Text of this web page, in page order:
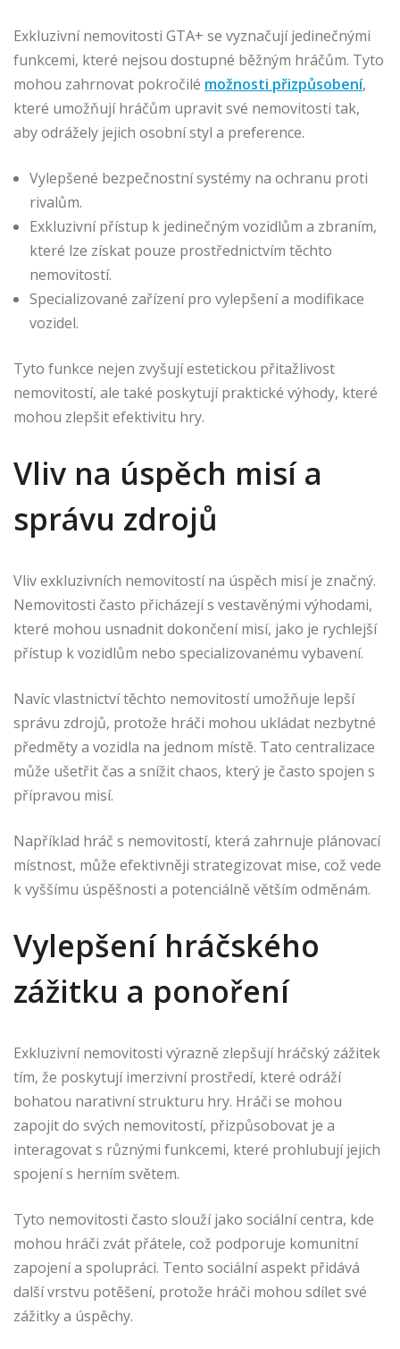
Exkluzivní nemovitosti GTA+ se vyznačují jedinečnými
funkcemi, které nejsou dostupné běžným hráčům. Tyto
mohou zahrnovat pokročilé možnosti přizpůsobení,
které umožňují hráčům upravit své nemovitosti tak,
aby odrážely jejich osobní styl a preference.
Vylepšené bezpečnostní systémy na ochranu proti
rivalům.
Exkluzivní přístup k jedinečným vozidlům a zbraním,
které lze získat pouze prostřednictvím těchto
nemovitostí.
Specializované zařízení pro vylepšení a modifikace
vozidel.
Tyto funkce nejen zvyšují estetickou přitažlivost
nemovitostí, ale také poskytují praktické výhody, které
mohou zlepšit efektivitu hry.
Vliv na úspěch misí a
správu zdrojů
Vliv exkluzivních nemovitostí na úspěch misí je značný.
Nemovitosti často přicházejí s vestavěnými výhodami,
které mohou usnadnit dokončení misí, jako je rychlejší
přístup k vozidlům nebo specializovanému vybavení.
Navíc vlastnictví těchto nemovitostí umožňuje lepší
správu zdrojů, protože hráči mohou ukládat nezbytné
předměty a vozidla na jednom místě. Tato centralizace
může ušetřit čas a snížit chaos, který je často spojen s
přípravou misí.
Například hráč s nemovitostí, která zahrnuje plánovací
místnost, může efektivněji strategizovat mise, což vede
k vyššímu úspěšnosti a potenciálně větším odměnám.
Vylepšení hráčského
zážitku a ponoření
Exkluzivní nemovitosti výrazně zlepšují hráčský zážitek
tím, že poskytují imerzivní prostředí, které odráží
bohatou narativní strukturu hry. Hráči se mohou
zapojit do svých nemovitostí, přizpůsobovat je a
interagovat s různými funkcemi, které prohlubují jejich
spojení s herním světem.
Tyto nemovitosti často slouží jako sociální centra, kde
mohou hráči zvát přátele, což podporuje komunitní
zapojení a spolupráci. Tento sociální aspekt přidává
další vrstvu potěšení, protože hráči mohou sdílet své
zážitky a úspěchy.